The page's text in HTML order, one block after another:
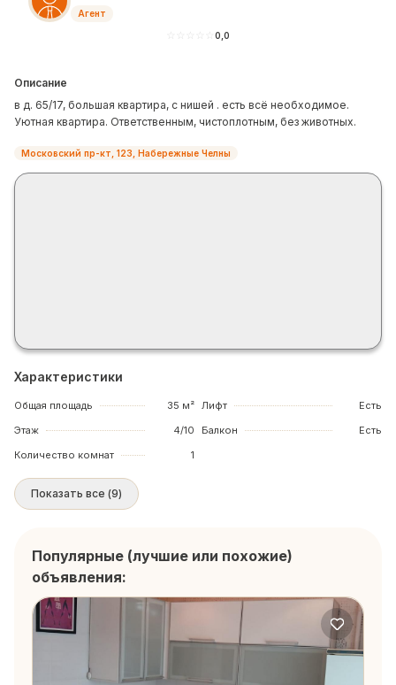
Агент
0,0
Описание
в д. 65/17, большая квартира, с нишей . есть всё необходимое.
Уютная квартира. Ответственным, чистоплотным, без животных.
Московский пр-кт, 123, Набережные Челны
Характеристики
Общая площадь
35 м²
Этаж
4/10
Количество комнат
1
Лифт
Есть
Балкон
Есть
Показать все (9)
Популярные (лучшие или похожие)
объявления: